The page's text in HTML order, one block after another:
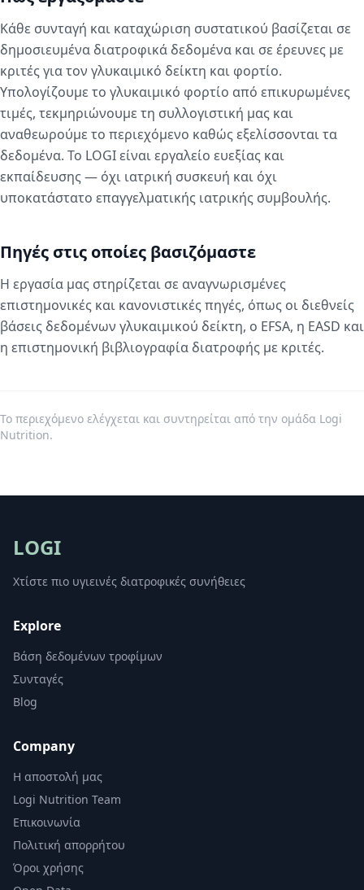
Κάθε συνταγή και καταχώριση συστατικού βασίζεται σε
δημοσιευμένα διατροφικά δεδομένα και σε έρευνες με
κριτές για τον γλυκαιμικό δείκτη και φορτίο.
Υπολογίζουμε το γλυκαιμικό φορτίο από επικυρωμένες
τιμές, τεκμηριώνουμε τη συλλογιστική μας και
αναθεωρούμε το περιεχόμενο καθώς εξελίσσονται τα
δεδομένα. Το LOGI είναι εργαλείο ευεξίας και
εκπαίδευσης — όχι ιατρική συσκευή και όχι
υποκατάστατο επαγγελματικής ιατρικής συμβουλής.
Πηγές στις οποίες βασιζόμαστε
Η εργασία μας στηρίζεται σε αναγνωρισμένες
επιστημονικές και κανονιστικές πηγές, όπως οι διεθνείς
βάσεις δεδομένων γλυκαιμικού δείκτη, ο EFSA, η EASD και
η επιστημονική βιβλιογραφία διατροφής με κριτές.
Το περιεχόμενο ελέγχεται και συντηρείται από την ομάδα Logi
Nutrition.
LOGI
Χτίστε πιο υγιεινές διατροφικές συνήθειες
Explore
Βάση δεδομένων τροφίμων
Συνταγές
Blog
Company
Η αποστολή μας
Logi Nutrition Team
Επικοινωνία
Πολιτική απορρήτου
Όροι χρήσης